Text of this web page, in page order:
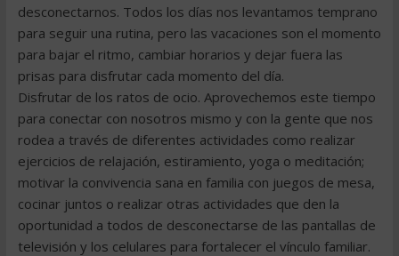
desconectarnos. Todos los días nos levantamos temprano
para seguir una rutina, pero las vacaciones son el momento
para bajar el ritmo, cambiar horarios y dejar fuera las
prisas para disfrutar cada momento del día.
Disfrutar de los ratos de ocio. Aprovechemos este tiempo
para conectar con nosotros mismo y con la gente que nos
rodea a través de diferentes actividades como realizar
ejercicios de relajación, estiramiento, yoga o meditación;
motivar la convivencia sana en familia con juegos de mesa,
cocinar juntos o realizar otras actividades que den la
oportunidad a todos de desconectarse de las pantallas de
televisión y los celulares para fortalecer el vínculo familiar.